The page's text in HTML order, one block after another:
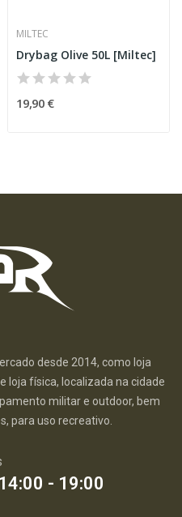
MILTEC
Drybag Olive 50L [Miltec]
19,90 €
desde 2014, como loja
loja física, localizada na cidade
militar e outdoor, bem
para uso recreativo.
- 19:00